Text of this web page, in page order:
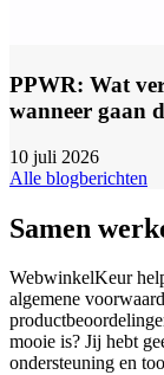
PPWR: Wat
wanneer gaan
10 juli 2026
Alle blogberichten
Samen
WebwinkelKeur
algemene
mooie is? Jij hebt
ondersteuning en